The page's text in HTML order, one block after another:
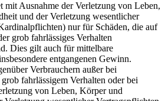
mit Ausnahme der Verletzung von Leben,
und der Verletzung wesentlicher
nur für Schäden, die auf
grob fahrlässiges Verhalten
Dies gilt auch für mittelbare
entgangenen Gewinn.
Verbrauchern außer bei
fahrlässigem Verhalten oder bei
von Leben, Körper und